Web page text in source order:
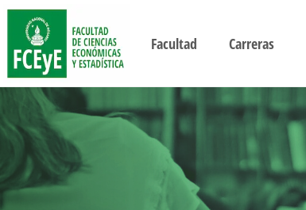
Facultad Carreras